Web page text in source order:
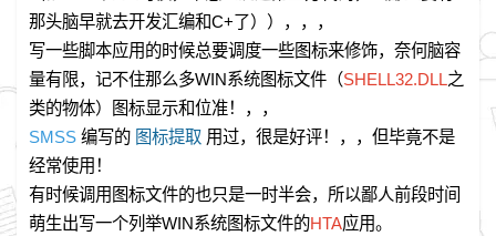
那头脑早就去开发汇编和C+了）），，，
写一些脚本应用的时候总要调度一些图标来修饰，奈何脑容
量有限，记不住那么多WIN系统图标文件（SHELL32.DLL之
类的物体）图标显示和位准！，，
SMSS编写的 图标提取 用过，很是好评！，，但毕竟不是
经常使用！
有时候调用图标文件的也只是一时半会，所以鄙人前段时间
萌生出写一个列举WIN系统图标文件的HTA应用。